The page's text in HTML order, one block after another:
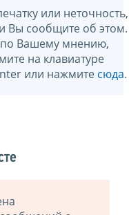
или неточность,
Вы сообщите об этом.
по Вашему мнению,
на клавиатуре
или нажмите сюда.